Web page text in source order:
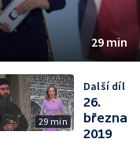
29 min
29 min
Další díl
26.
března
2019